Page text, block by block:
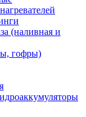
(наливная и
гофры)